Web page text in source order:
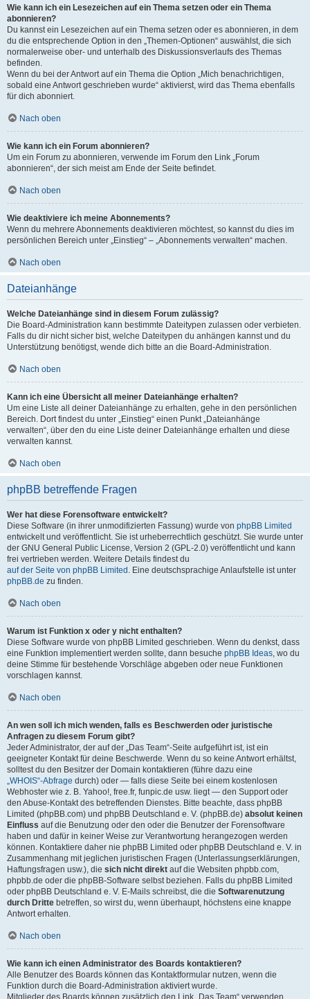
Wie kann ich ein Lesezeichen auf ein Thema setzen oder ein Thema
abonnieren?
Du kannst ein Lesezeichen auf ein Thema setzen oder es abonnieren, in dem
du die entsprechende Option in den „Themen-Optionen“ auswählst, die sich
normalerweise ober- und unterhalb des Diskussionsverlaufs des Themas
befinden.
Wenn du bei der Antwort auf ein Thema die Option „Mich benachrichtigen,
sobald eine Antwort geschrieben wurde“ aktivierst, wird das Thema ebenfalls
für dich abonniert.
Nach oben
Wie kann ich ein Forum abonnieren?
Um ein Forum zu abonnieren, verwende im Forum den Link „Forum
abonnieren“, der sich meist am Ende der Seite befindet.
Nach oben
Wie deaktiviere ich meine Abonnements?
Wenn du mehrere Abonnements deaktivieren möchtest, so kannst du dies im
persönlichen Bereich unter „Einstieg“ – „Abonnements verwalten“ machen.
Nach oben
Dateianhänge
Welche Dateianhänge sind in diesem Forum zulässig?
Die Board-Administration kann bestimmte Dateitypen zulassen oder verbieten.
Falls du dir nicht sicher bist, welche Dateitypen du anhängen kannst und du
Unterstützung benötigst, wende dich bitte an die Board-Administration.
Nach oben
Kann ich eine Übersicht all meiner Dateianhänge erhalten?
Um eine Liste all deiner Dateianhänge zu erhalten, gehe in den persönlichen
Bereich. Dort findest du unter „Einstieg“ einen Punkt „Dateianhänge
verwalten“, über den du eine Liste deiner Dateianhänge erhalten und diese
verwalten kannst.
Nach oben
phpBB betreffende Fragen
Wer hat diese Forensoftware entwickelt?
Diese Software (in ihrer unmodifizierten Fassung) wurde von phpBB Limited
entwickelt und veröffentlicht. Sie ist urheberrechtlich geschützt. Sie wurde unter
der GNU General Public License, Version 2 (GPL-2.0) veröffentlicht und kann
frei vertrieben werden. Weitere Details findest du
auf der Seite von phpBB Limited . Eine deutschsprachige Anlaufstelle ist unter
phpBB.de zu finden.
Nach oben
Warum ist Funktion x oder y nicht enthalten?
Diese Software wurde von phpBB Limited geschrieben. Wenn du denkst, dass
eine Funktion implementiert werden sollte, dann besuche phpBB Ideas, wo du
deine Stimme für bestehende Vorschläge abgeben oder neue Funktionen
vorschlagen kannst.
Nach oben
An wen soll ich mich wenden, falls es Beschwerden oder juristische
Anfragen zu diesem Forum gibt?
Jeder Administrator, der auf der „Das Team“-Seite aufgeführt ist, ist ein
geeigneter Kontakt für deine Beschwerde. Wenn du so keine Antwort erhältst,
solltest du den Besitzer der Domain kontaktieren (führe dazu eine
„WHOIS“-Abfrage durch) oder — falls diese Seite bei einem kostenlosen
Webhoster wie z. B. Yahoo!, free.fr, funpic.de usw. liegt — den Support oder
den Abuse-Kontakt des betreffenden Dienstes. Bitte beachte, dass phpBB
Limited (phpBB.com) und phpBB Deutschland e. V. (phpBB.de) absolut keinen
Einfluss auf die Benutzung oder den oder die Benutzer der Forensoftware
haben und dafür in keiner Weise zur Verantwortung herangezogen werden
können. Kontaktiere daher nie phpBB Limited oder phpBB Deutschland e. V. in
Zusammenhang mit jeglichen juristischen Fragen (Unterlassungserklärungen,
Haftungsfragen usw.), die sich nicht direkt auf die Websiten phpbb.com,
phpbb.de oder die phpBB-Software selbst beziehen. Falls du phpBB Limited
oder phpBB Deutschland e. V. E-Mails schreibst, die die Softwarenutzung
durch Dritte betreffen, so wirst du, wenn überhaupt, höchstens eine knappe
Antwort erhalten.
Nach oben
Wie kann ich einen Administrator des Boards kontaktieren?
Alle Benutzer des Boards können das Kontaktformular nutzen, wenn die
Funktion durch die Board-Administration aktiviert wurde.
Mitglieder des Boards können zusätzlich den Link „Das Team“ verwenden.